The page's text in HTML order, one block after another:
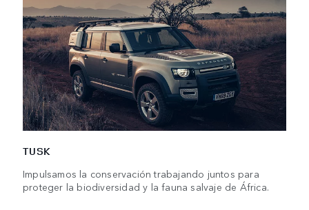
TUSK
Impulsamos la conservación trabajando juntos para
proteger la biodiversidad y la fauna salvaje de África.